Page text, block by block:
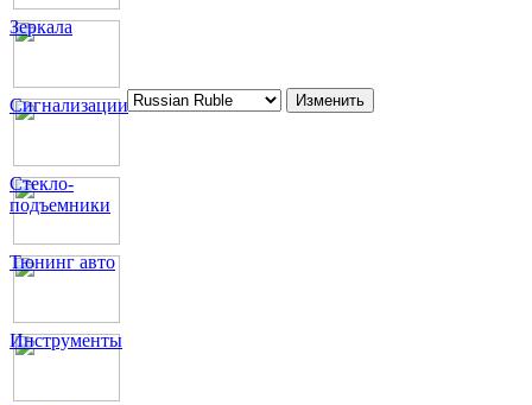
Зеркала
Сигнализации
Стекло-
подъемники
Тюнинг авто
Инструменты